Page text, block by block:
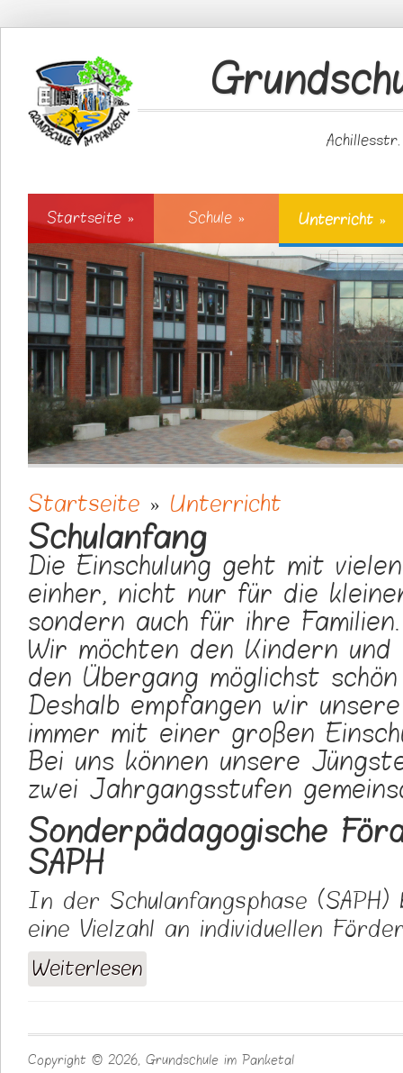
Startseite » Schule » Unterricht»
Sie sind hier
Startseite » Unterricht
Schulanfang
Die Einschulung geht mit
einher, nicht nur für die
sondern auch für ihre Familien.
Wir möchten den Kindern
den Übergang möglichst
Deshalb empfangen wir
immer mit einer großen
Bei uns können unsere
zwei Jahrgangsstufen
Sonderpädagogische
SAPH
In der Schulanfangsphase
eine Vielzahl an individuellen
Weiterlesen
Copyright © 2026, Grundschule im Panketal